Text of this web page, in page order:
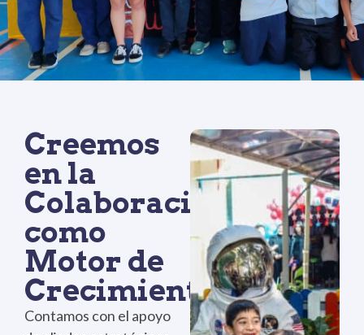
Creemos
en la
Colaboración
como
Motor de
Crecimiento
Contamos con el apoyo